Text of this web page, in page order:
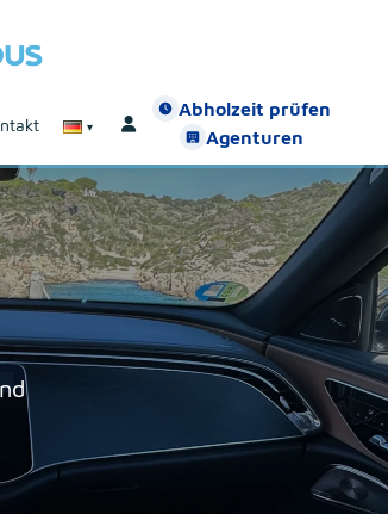
Abholzeit prüfen
Agenturen